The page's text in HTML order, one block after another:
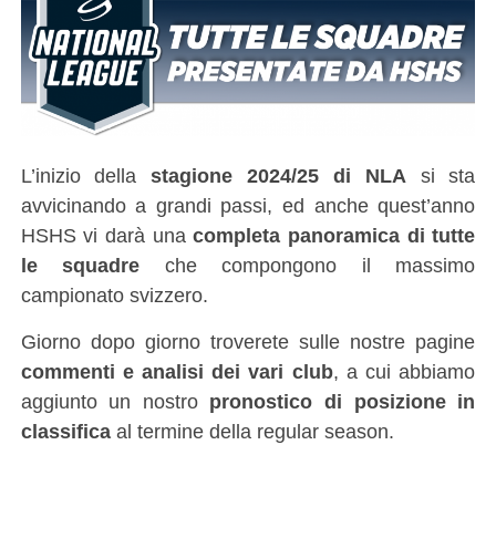
L’inizio dellastagione 2024/25 di NLA si sta
avvicinando a grandi passi, ed anche quest’anno
HSHS vi darà unacompleta panoramica di tutte
le squadre che compongono il massimo
campionato svizzero.
Giorno dopo giorno troverete sulle nostre pagine
commenti e analisi dei vari club, a cui abbiamo
aggiunto un nostro pronostico di posizione in
classificaal termine della regular season.